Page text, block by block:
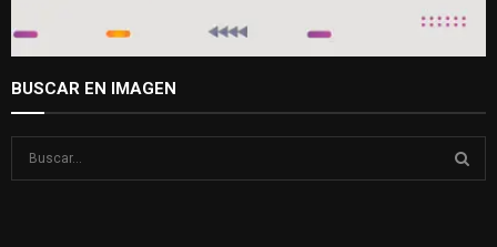
BUSCAR EN IMAGEN